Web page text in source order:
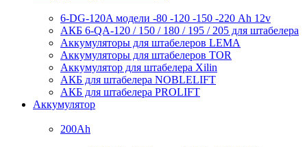
6-DG-120A модели -80 -120 -150 -220 Ah 12v
АКБ 6-QA-120 / 150 / 180 / 195 / 205 для штабелера
Аккумуляторы для штабелеров LEMA
Аккумуляторы для штабелеров TOR
Аккумулятор для штабелера Xilin
АКБ для штабелера NOBLELIFT
АКБ для штабелера PROLIFT
Аккумулятор
200Ah